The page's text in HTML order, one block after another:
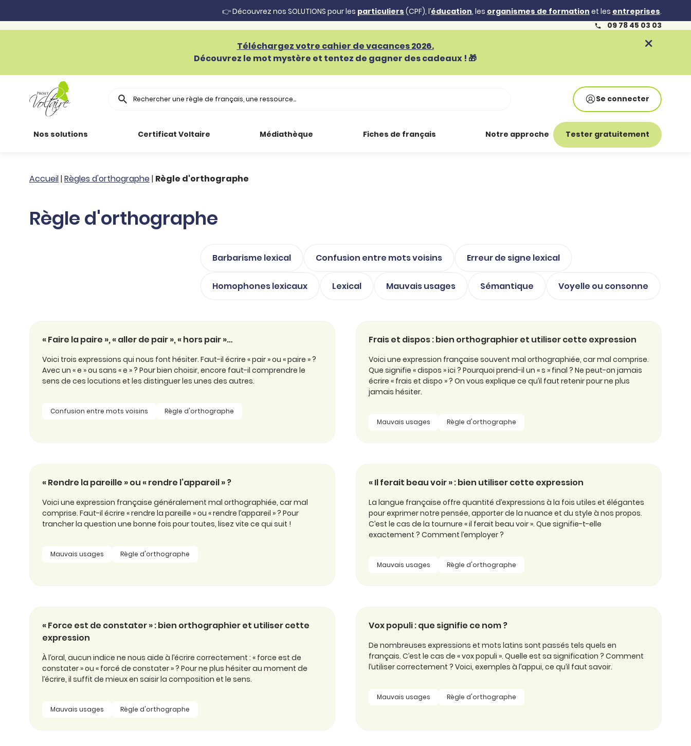
👉 Découvrez nos SOLUTIONS pour les particuliers (CPF), l’éducation, les organismes de formation et les entreprises.
09 78 45 03 03
Téléchargez votre cahier de vacances 2026.
Découvrez le mot mystère et tentez de gagner des cadeaux ! 🎁
Rechercher Se connecter
Nos solutions
Particuliers
Secteur public
Certificat Voltaire Médiathèque
Toutes nos
ressources
Améliorer son
français
professionnel
Explorer la langue
Découvrir nos
ouvrages
Témoignages
Fiches de français
Conjugaison
Règle
Notre approche Tester gratuitement
Accueil|Règles d'orthographe| Règle d'orthographe
Règle d'orthographe
Barbarisme lexical Confusion entre mots voisins Erreur de signe lexical
Homophones lexicaux Lexical Mauvais usages Sémantique Voyelle ou consonne
« Faire la paire », « aller de pair », « hors pair »…
Voici trois expressions qui nous font hésiter. Faut-il écrire « pair » ou « paire » ?
Avec un « e » ou sans « e » ? Pour bien choisir, encore faut-il comprendre le
sens de ces locutions et les distinguer les unes des autres.
Confusion entre mots voisins Règle d'orthographe
Frais et dispos : bien orthographier et utiliser cette expression
Voici une expression française souvent mal orthographiée, car mal comprise.
Que signifie « dispos » ici ? Pourquoi prend-il un « s » final ? Ne peut-on jamais
écrire « frais et dispo » ? On vous explique ce qu’il faut retenir pour ne plus
jamais hésiter.
Mauvais usages Règle d'orthographe
« Rendre la pareille » ou « rendre l’appareil » ?
Voici une expression française généralement mal orthographiée, car mal
comprise. Faut-il écrire « rendre la pareille » ou « rendre l’appareil » ? Pour
trancher la question une bonne fois pour toutes, lisez vite ce qui suit !
Mauvais usages Règle d'orthographe
« Il ferait beau voir » : bien utiliser cette expression
La langue française offre quantité d’expressions à la fois utiles et élégantes
pour exprimer notre pensée, apporter de la nuance et du style à nos propos.
C’est le cas de la tournure « il ferait beau voir ». Que signifie-t-elle
exactement ? Comment l’employer ?
Mauvais usages Règle d'orthographe
« Force est de constater » : bien orthographier et utiliser cette
expression
À l’oral, aucun indice ne nous aide à l’écrire correctement : « force est de
constater » ou « forcé de constater » ? Pour ne plus hésiter au moment de
l’écrire, il suffit de mieux en saisir la composition et le sens.
Mauvais usages Règle d'orthographe
Vox populi : que signifie ce nom ?
De nombreuses expressions et mots latins sont passés tels quels en
français. C’est le cas de « vox populi ». Quelle est sa signification ? Comment
l’utiliser correctement ? Voici, exemples à l’appui, ce qu’il faut savoir.
Mauvais usages Règle d'orthographe